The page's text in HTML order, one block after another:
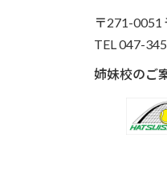
〒271-0051
TEL 047-
姉妹校のご